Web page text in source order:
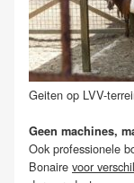
Geiten op LVV-
Geen machines,
Ook professionele
Bonaire voor